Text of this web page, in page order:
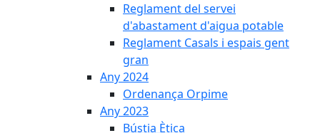
Reglament del servei
d'abastament d'aigua potable
Reglament Casals i espais gent
gran
Any 2024
Ordenança Orpime
Any 2023
Bústia Ètica